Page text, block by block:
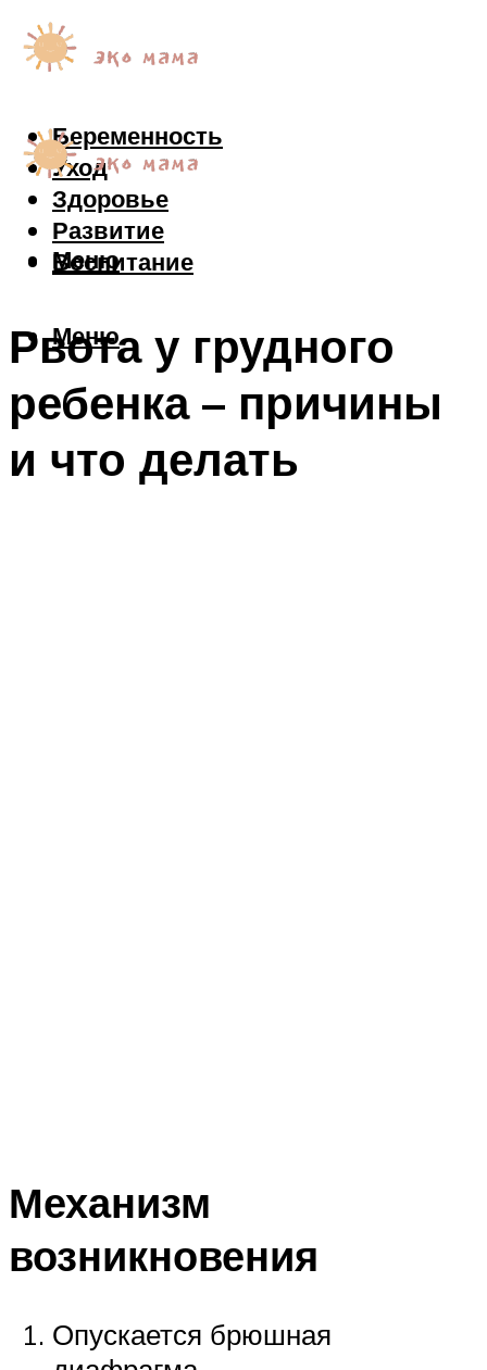
Беременность
Уход
Здоровье
Развитие
Воспитание
Меню
Меню
Рвота у грудного
ребенка – причины
и что делать
Механизм
возникновения
Опускается брюшная